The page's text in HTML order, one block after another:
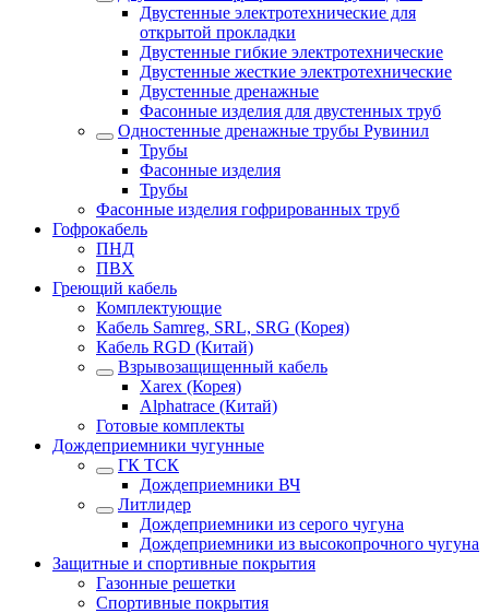
Двустенные электротехнические для
открытой прокладки
Двустенные гибкие электротехнические
Двустенные жесткие электротехнические
Двустенные дренажные
Фасонные изделия для двустенных труб
Одностенные дренажные трубы Рувинил
Трубы
Фасонные изделия
Трубы
Фасонные изделия гофрированных труб
Гофрокабель
ПНД
ПВХ
Греющий кабель
Комплектующие
Кабель Samreg, SRL, SRG (Корея)
Кабель RGD (Китай)
Взрывозащищенный кабель
Xarex (Корея)
Alphatrace (Китай)
Готовые комплекты
Дождеприемники чугунные
ГК ТСК
Дождеприемники ВЧ
Литлидер
Дождеприемники из серого чугуна
Дождеприемники из высокопрочного чугуна
Защитные и спортивные покрытия
Газонные решетки
Спортивные покрытия